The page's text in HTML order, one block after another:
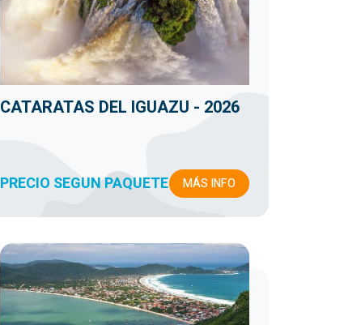
CATARATAS DEL IGUAZU - 2026
PRECIO SEGUN PAQUETE MÁS INFO